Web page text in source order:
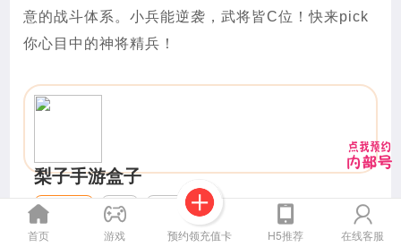
首页 游戏 预约领充值卡 H5推荐 在线客服
意的战斗体系。小兵能逆袭，武将皆C位！快来pick
你心目中的神将精兵！
梨子手游盒子
25.22MB 中文 梨子游戏
查看详情